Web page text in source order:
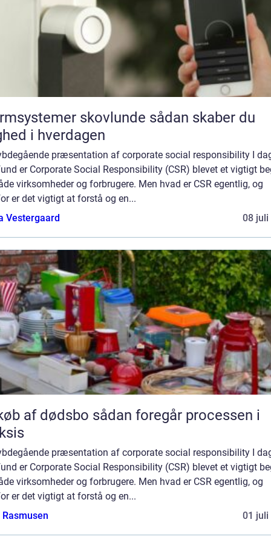
skovlunde sådan skaber du
i hverdagen
præsentation af corporate social responsibility I
er Corporate Social Responsibility (CSR) blevet et vigtigt
virksomheder og forbrugere. Men hvad er CSR egentlig, og
er det vigtigt at forstå og en...
Vestergaard
08 juli
sådan foregår processen i
præsentation af corporate social responsibility I
er Corporate Social Responsibility (CSR) blevet et vigtigt
virksomheder og forbrugere. Men hvad er CSR egentlig, og
er det vigtigt at forstå og en...
01 juli